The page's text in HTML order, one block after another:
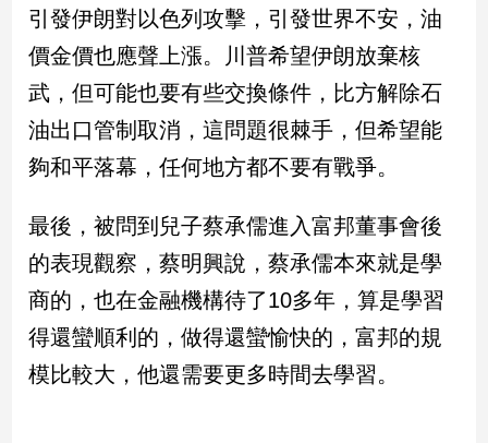
築/
室
內
設
計
旅
遊/
美
星
座/
理
消
費
引發伊朗對以色列攻擊，引發世界不安，油
價金價也應聲上漲。川普希望伊朗放棄核
武，但可能也要有些交換條件，比方解除石
油出口管制取消，這問題很棘手，但希望能
夠和平落幕，任何地方都不要有戰爭。
最後，被問到兒子蔡承儒進入富邦董事會後
的表現觀察，蔡明興說，蔡承儒本來就是學
商的，也在金融機構待了10多年，算是學習
得還蠻順利的，做得還蠻愉快的，富邦的規
模比較大，他還需要更多時間去學習。